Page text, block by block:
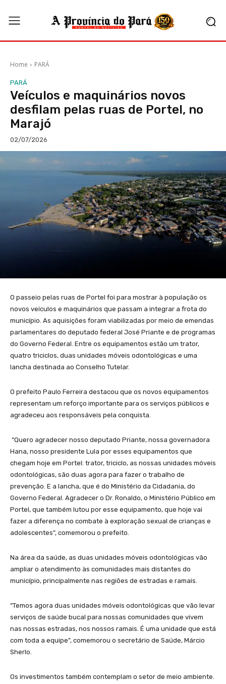
Home PARÁ
PARÁ
Veículos e maquinários novos
desfilam pelas ruas de Portel, no
Marajó
02/07/2026
O passeio pelas ruas de Portel foi para mostrar à população os
novos veículos e maquinários que passam a integrar a frota do
município. As aquisições foram viabilizadas por meio de emendas
parlamentares do deputado federal José Priante e de programas
do Governo Federal. Entre os equipamentos estão um trator,
quatro triciclos, duas unidades móveis odontológicas e uma
lancha destinada ao Conselho Tutelar.
O prefeito Paulo Ferreira destacou que os novos equipamentos
representam um reforço importante para os serviços públicos e
agradeceu aos responsáveis pela conquista.
“Quero agradecer nosso deputado Priante, nossa governadora
Hana, nosso presidente Lula por esses equipamentos que
chegam hoje em Portel: trator, triciclo, as nossas unidades móveis
odontológicas, são duas agora para fazer o trabalho de
prevenção. E a lancha, que é do Ministério da Cidadania, do
Governo Federal. Agradecer o Dr. Ronaldo, o Ministério Público em
Portel, que também lutou por esse equipamento, que hoje vai
fazer a diferença no combate à exploração sexual de crianças e
adolescentes”, comemorou o prefeito.
Na área da saúde, as duas unidades móveis odontológicas vão
ampliar o atendimento às comunidades mais distantes do
município, principalmente nas regiões de estradas e ramais.
“Temos agora duas unidades móveis odontológicas que vão levar
serviços de saúde bucal para nossas comunidades que vivem
nas nossas estradas, nos nossos ramais. É uma unidade que está
com toda a equipe”, comemorou o secretário de Saúde, Márcio
Sherlo.
Os investimentos também contemplam o setor de meio ambiente.